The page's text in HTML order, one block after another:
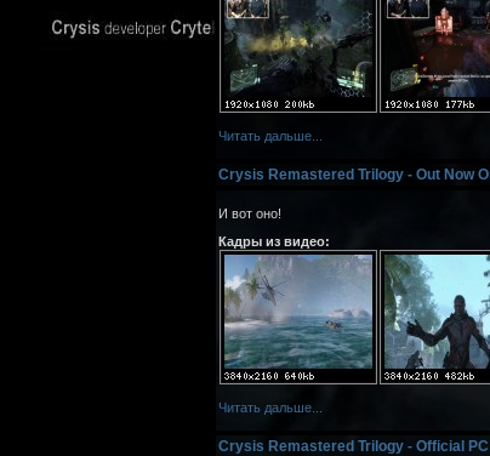
Читать дальше...
Crysis Remastered Trilogy - Out Now
И вот оно!
Кадры из видео:
Читать дальше...
Crysis Remastered Trilogy - Official